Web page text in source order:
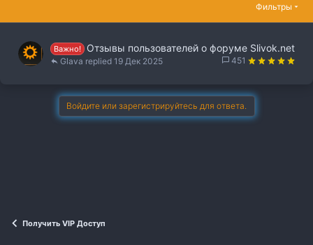
Фильтры
Важно! Отзывы пользователей о форуме Slivok.net
451
19 Дек 2025
Glava
Войдите или зарегистрируйтесь для ответа.
Получить VIP Доступ